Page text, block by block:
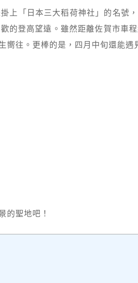
上「日本三大稻荷神社」的名號
的登高望遠。雖然距離佐賀市車
往。更棒的是，四月中旬還能遇
的聖地吧！